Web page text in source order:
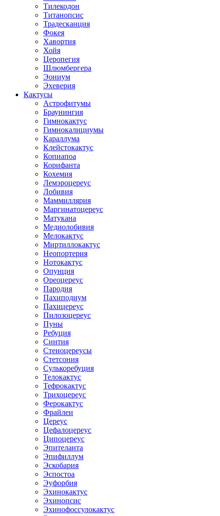
Тилекодон
Титанопсис
Традесканция
Фокея
Хавортия
Хойя
Церопегия
Шлюмбергера
Эониум
Эхеверия
Кактусы
Астрофитумы
Браунингия
Гимнокактус
Гимнокалициумы
Караллума
Клейстокактус
Копиапоа
Корифанта
Кохемия
Лемэроцереус
Лобивия
Маммиллярия
Маргинатоцереус
Матукана
Медиолобивия
Мелокактус
Миртиллокактус
Неопортерия
Нотокактус
Опунция
Ореоцереус
Пародия
Пахиподиум
Пахицереус
Пилозоцереус
Пуны
Ребуция
Синтия
Стеноцереусы
Стетсония
Сулькоребуция
Телокактус
Тефрокактус
Трихоцереус
Ферокактус
Фрайлеи
Цереус
Цефалоцереус
Ципоцереус
Эпителанта
Эпифиллум
Эскобария
Эспостоа
Эуфорбия
Эхинокактус
Эхинопсис
Эхинофоссулокактус